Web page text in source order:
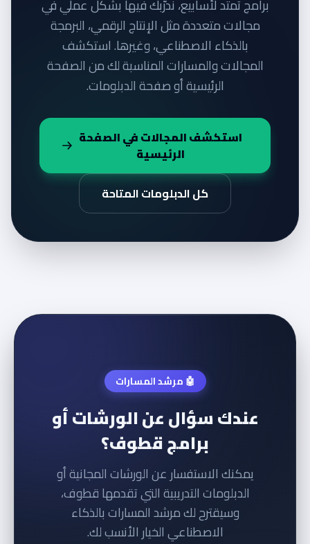
برامج تمتد لأسابيع، ندرّبك فيها بشكل عملي في
مجالات متعددة مثل الإنتاج الرقمي، البرمجة
بالذكاء الاصطناعي، وغيرها. استكشف
المجالات والمسارات المناسبة لك من الصفحة
الرئيسية أو صفحة الدبلومات.
استكشف المجالات في الصفحة
الرئيسية
كل الدبلومات المتاحة
🤖 مرشد المسارات
عندك سؤال عن الورشات أو
برامج قطوف؟
يمكنك الاستفسار عن الورشات المجانية أو
الدبلومات التدريبية التي تقدمها قطوف،
وسيقترح لك مرشد المسارات بالذكاء
الاصطناعي الخيار الأنسب لك.